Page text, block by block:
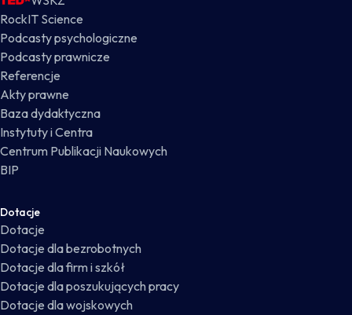
RockIT Science
Podcasty psychologiczne
Podcasty prawnicze
Referencje
Akty prawne
Baza dydaktyczna
Instytuty i Centra
Centrum Publikacji Naukowych
BIP
Dotacje
Dotacje
Dotacje dla bezrobotnych
Dotacje dla firm i szkół
Dotacje dla poszukujących pracy
Dotacje dla wojskowych